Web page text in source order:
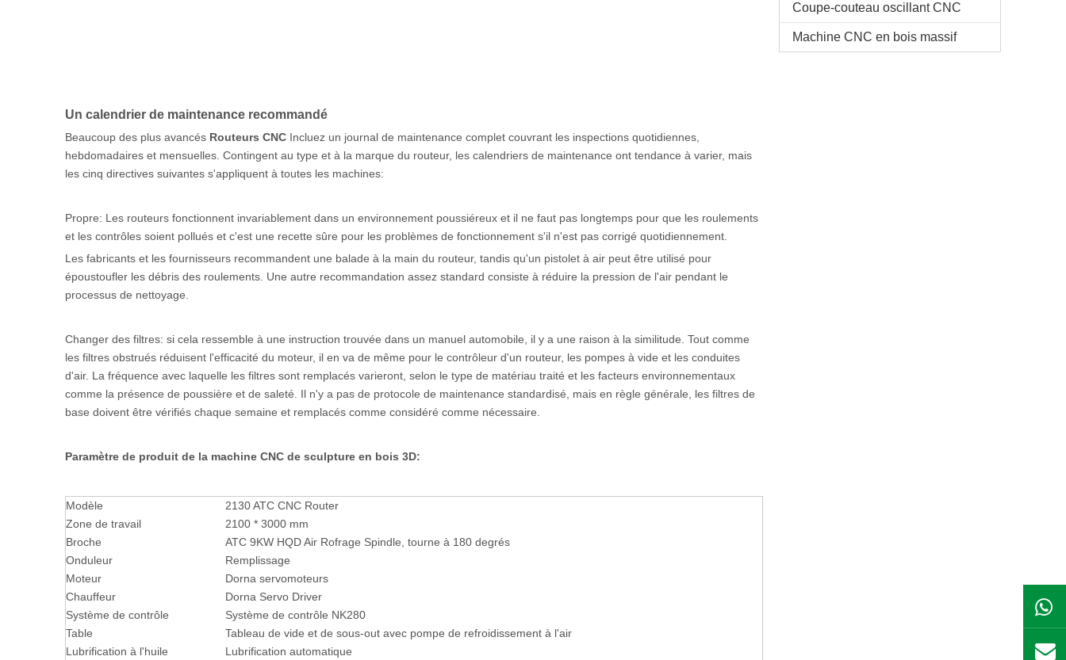
Un calendrier de maintenance recommandé
Beaucoup des plus avancés Routeurs CNC Incluez un journal de maintenance complet couvrant les inspections quotidiennes,
hebdomadaires et mensuelles. Contingent au type et à la marque du routeur, les calendriers de maintenance ont tendance à varier, mais
les cinq directives suivantes s'appliquent à toutes les machines:
Propre: Les routeurs fonctionnent invariablement dans un environnement poussiéreux et il ne faut pas longtemps pour que les roulements
et les contrôles soient pollués et c'est une recette sûre pour les problèmes de fonctionnement s'il n'est pas corrigé quotidiennement.
Les fabricants et les fournisseurs recommandent une balade à la main du routeur, tandis qu'un pistolet à air peut être utilisé pour
époustoufler les débris des roulements. Une autre recommandation assez standard consiste à réduire la pression de l'air pendant le
processus de nettoyage.
Changer des filtres: si cela ressemble à une instruction trouvée dans un manuel automobile, il y a une raison à la similitude. Tout comme
les filtres obstrués réduisent l'efficacité du moteur, il en va de même pour le contrôleur d'un routeur, les pompes à vide et les conduites
d'air. La fréquence avec laquelle les filtres sont remplacés varieront, selon le type de matériau traité et les facteurs environnementaux
comme la présence de poussière et de saleté. Il n'y a pas de protocole de maintenance standardisé, mais en règle générale, les filtres de
base doivent être vérifiés chaque semaine et remplacés comme considéré comme nécessaire.
Paramètre de produit de la machine CNC de sculpture en bois 3D:
Modèle
2130 ATC CNC Router
Zone de travail
2100 * 3000 mm
Broche
ATC 9KW HQD Air Rofrage Spindle, tourne à 180 degrés
Onduleur
Remplissage
Moteur
Dorna servomoteurs
Chauffeur
Dorna Servo Driver
Système de contrôle
Système de contrôle NK280
Table
Tableau de vide et de sous-out avec pompe de refroidissement à l'air
Lubrification à l'huile
Lubrification automatique
Coupe-couteau oscillant CNC
Machine CNC en bois massif